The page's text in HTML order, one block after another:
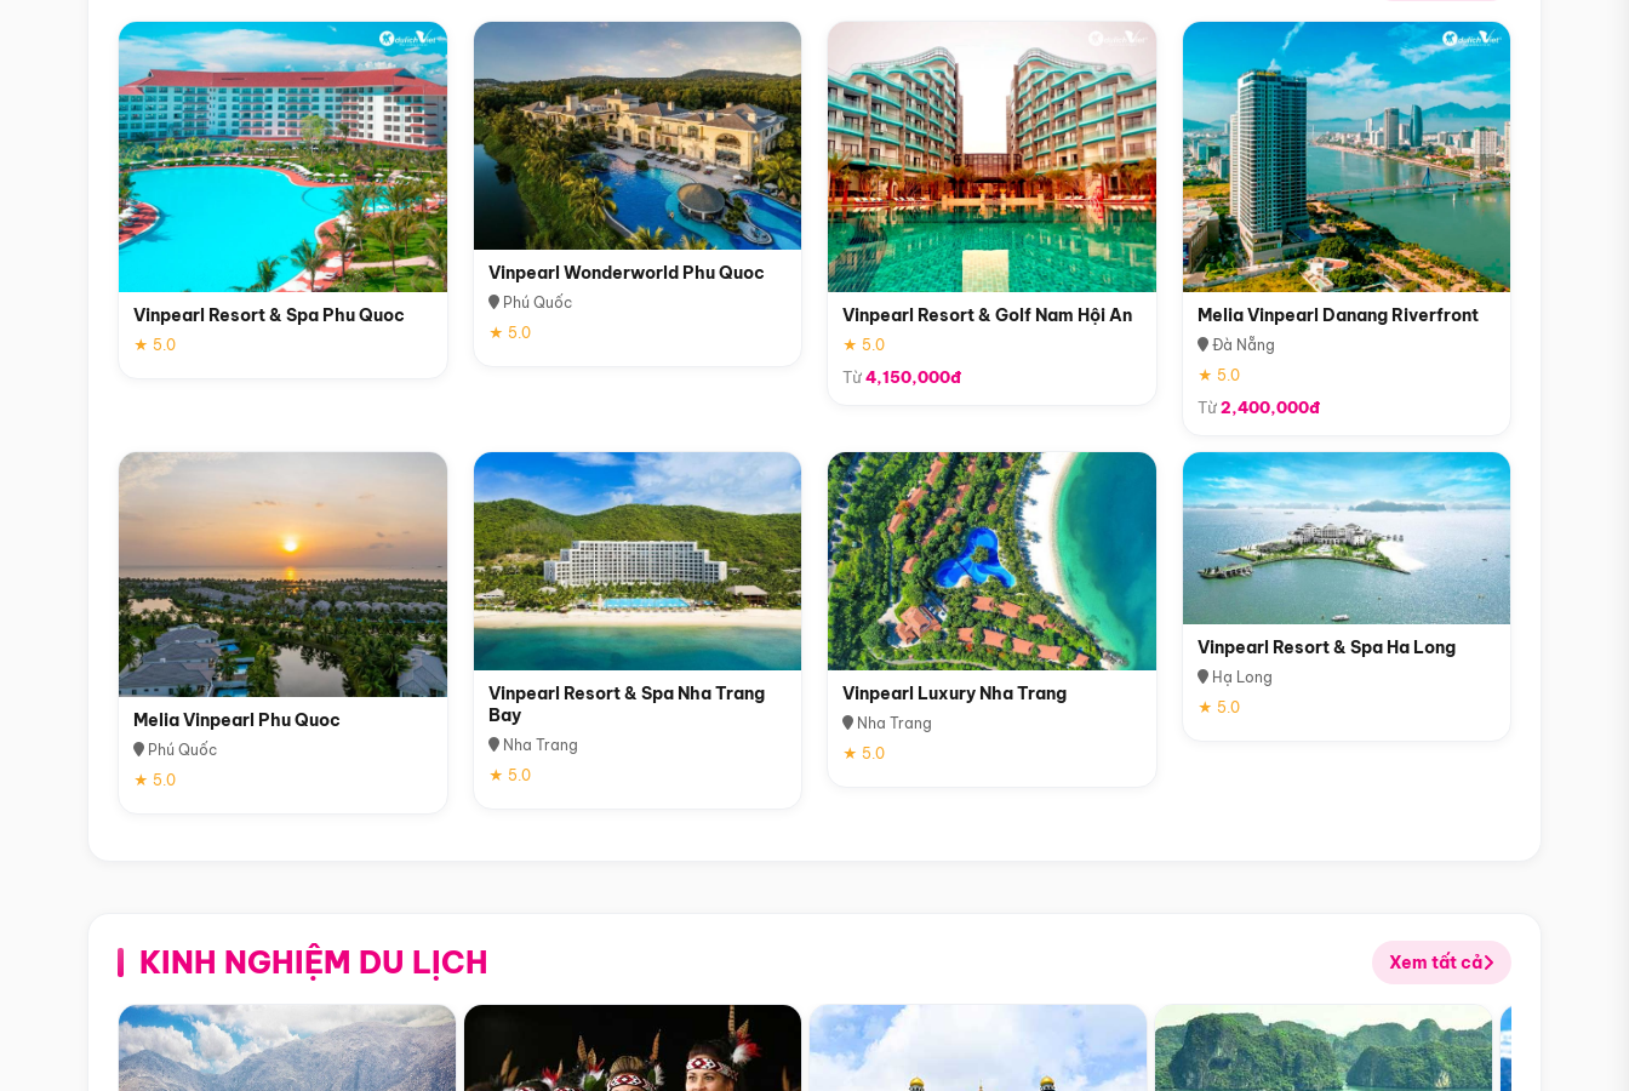
Vinpearl Resort & Spa Phu Quoc
★ 5.0
Vinpearl Wonderworld Phu Quoc
Phú Quốc
★ 5.0
Vinpearl Resort & Golf Nam Hội An
★ 5.0
Từ4,150,000đ
Melia Vinpearl Danang Riverfront
Đà Nẵng
★ 5.0
Từ2,400,000đ
Melia Vinpearl Phu Quoc
Phú Quốc
★ 5.0
Vinpearl Resort & Spa Nha Trang
Bay
Nha Trang
★ 5.0
Vinpearl Luxury Nha Trang
Nha Trang
★ 5.0
Vinpearl Resort & Spa Ha Long
Hạ Long
★ 5.0
KINH NGHIỆM DU LỊCH Xem tất cả